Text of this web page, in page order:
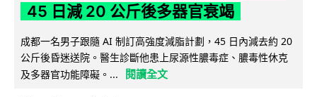
45 日減 20 公斤後多器官衰竭
成都一名男子跟隨 AI 制訂高強度減脂計劃，45 日內減去約 20
公斤後昏迷送院。醫生診斷他患上尿源性膿毒症、膿毒性休克
及多器官功能障礙。...
閱讀全文